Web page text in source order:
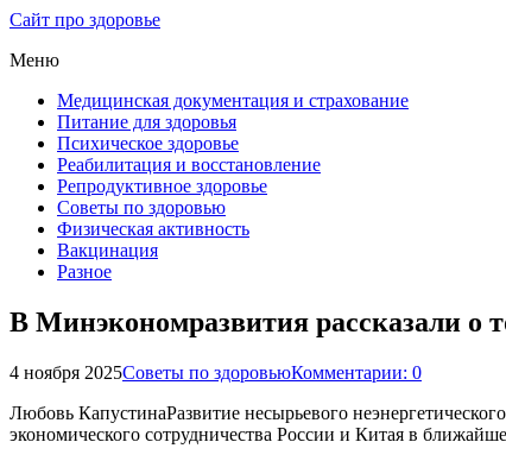
Сайт про здоровье
Меню
Медицинская документация и страхование
Питание для здоровья
Психическое здоровье
Реабилитация и восстановление
Репродуктивное здоровье
Советы по здоровью
Физическая активность
Вакцинация
Разное
В Минэкономразвития рассказали о
4 ноября 2025Советы по здоровьюКомментарии: 0
Любовь КапустинаРазвитие несырьевого
экономического сотрудничества России и Китая в